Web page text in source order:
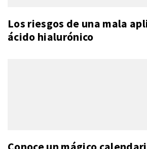
Los riesgos de una mala
ácido hialurónico